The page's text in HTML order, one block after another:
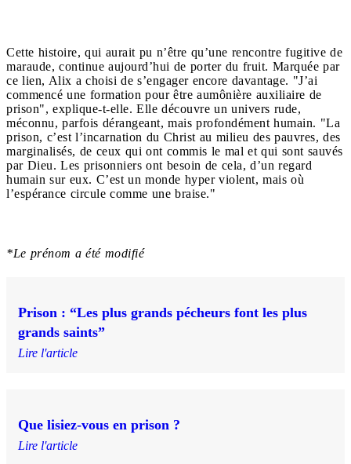
Cette histoire, qui aurait pu n’être qu’une rencontre fugitive de
maraude, continue aujourd’hui de porter du fruit. Marquée par
ce lien, Alix a choisi de s’engager encore davantage. "J’ai
commencé une formation pour être aumônière auxiliaire de
prison", explique-t-elle. Elle découvre un univers rude,
méconnu, parfois dérangeant, mais profondément humain. "La
prison, c’est l’incarnation du Christ au milieu des pauvres, des
marginalisés, de ceux qui ont commis le mal et qui sont sauvés
par Dieu. Les prisonniers ont besoin de cela, d’un regard
humain sur eux. C’est un monde hyper violent, mais où
l’espérance circule comme une braise."
*Le prénom a été modifié
Prison : “Les plus grands pécheurs font les plus
grands saints”
Lire l'article
Que lisiez-vous en prison ?
Lire l'article